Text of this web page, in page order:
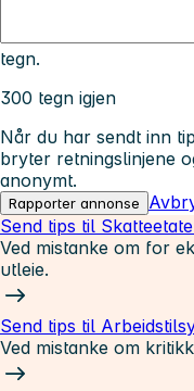
tegn.
300 tegn igjen
Når du har sendt inn
bryter retningslinjene
anonymt.
Rapporter annonse
Send tips til
Ved mistanke om for
utleie.
Send tips til
Ved mistanke om